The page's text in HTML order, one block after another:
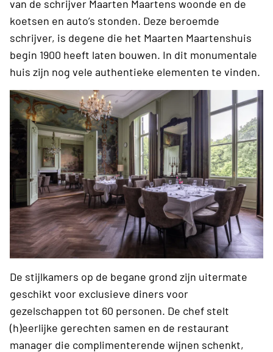
van de schrijver Maarten Maartens woonde en de
koetsen en auto’s stonden. Deze beroemde
schrijver, is degene die het Maarten Maartenshuis
begin 1900 heeft laten bouwen. In dit monumentale
huis zijn nog vele authentieke elementen te vinden.
De stijlkamers op de begane grond zijn uitermate
geschikt voor exclusieve diners voor
gezelschappen tot 60 personen. De chef stelt
(h)eerlijke gerechten samen en de restaurant
manager die complimenterende wijnen schenkt,